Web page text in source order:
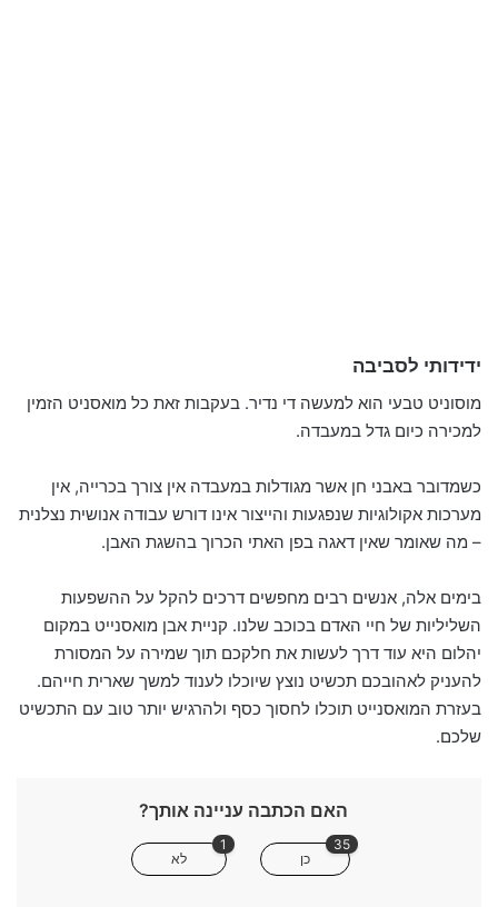
ידידותי לסביבה
מוסוניט טבעי הוא למעשה די נדיר. בעקבות זאת כל מואסניט הזמין
למכירה כיום גדל במעבדה.
כשמדובר באבני חן אשר מגודלות במעבדה אין צורך בכרייה, אין
מערכות אקולוגיות שנפגעות והייצור אינו דורש עבודה אנושית נצלנית
– מה שאומר שאין דאגה בפן האתי הכרוך בהשגת האבן.
בימים אלה, אנשים רבים מחפשים דרכים להקל על ההשפעות
השליליות של חיי האדם בכוכב שלנו. קניית אבן מואסנייט במקום
יהלום היא עוד דרך לעשות את חלקכם תוך שמירה על המסורת
להעניק לאהובכם תכשיט נוצץ שיוכלו לענוד למשך שארית חייהם.
בעזרת המואסנייט תוכלו לחסוך כסף ולהרגיש יותר טוב עם התכשיט
שלכם.
האם הכתבה עניינה אותך?
כן
35
לא
1